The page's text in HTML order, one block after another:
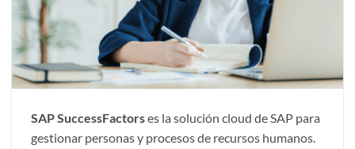
SAP SuccessFactorses la solución cloud de SAP para
gestionar personas y procesos de recursos humanos.